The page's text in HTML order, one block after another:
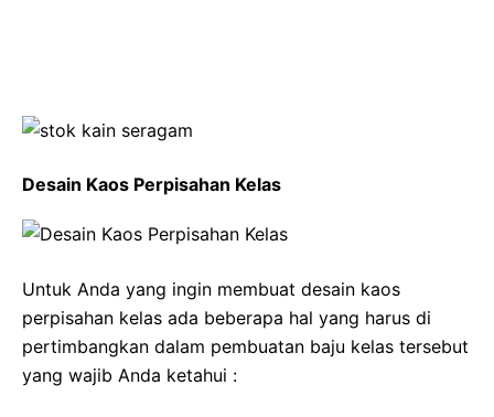
Desain Kaos Perpisahan Kelas
Untuk Anda yang ingin membuat desain kaos
perpisahan kelas ada beberapa hal yang harus di
pertimbangkan dalam pembuatan baju kelas tersebut
yang wajib Anda ketahui :